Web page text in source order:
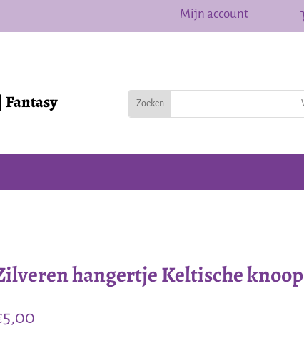
Mijn account
Fantasy
hangertje Keltische knoop
5,00